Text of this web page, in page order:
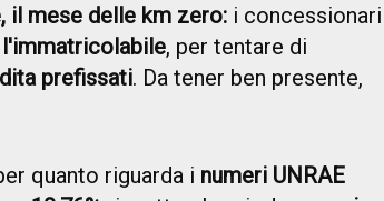
il mese delle km zero: i concessionari
, per tentare di
prefissati. Da tener ben presente,
quanto riguarda i numeri UNRAE